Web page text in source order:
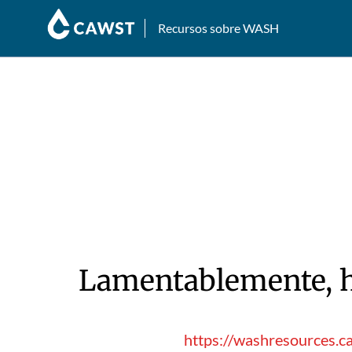
Recursos sobre WASH
Lamentablemente,
https://